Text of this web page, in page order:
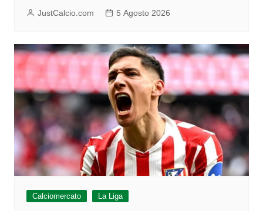
JustCalcio.com 5 Agosto 2026
Calciomercato La Liga